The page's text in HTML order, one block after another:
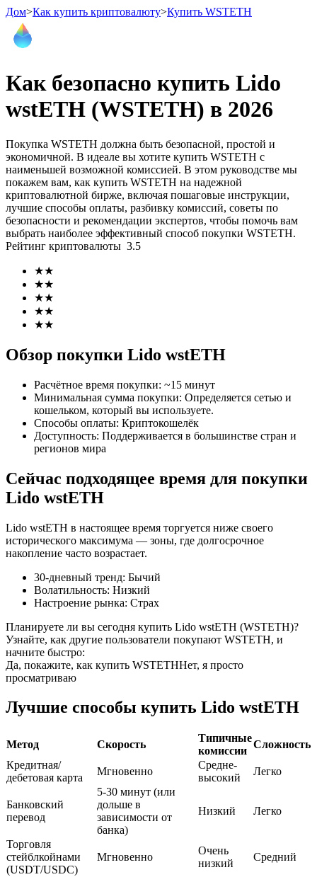
Фьючерсы
USDT-фьючерсы
Фьючерсы с использованием USDT в качестве
Фьючерсы на COIN-M
Криптовалютные фьючерсы
TradFi
Деривативы на акции, форекс, драгоценные металлы и
USDC фьючерсы
Фьючерсы с использованием USDC в качестве
Копирование торговли
Присоединяйтесь к лучшим трейдерам
Дом>Как купить криптовалюту>Купить WSTETH
Как безопасно купить Lido
wstETH (WSTETH) в 2026
Покупка WSTETH должна быть безопасной, простой и
экономичной. В идеале вы хотите купить WSTETH с
наименьшей возможной комиссией. В этом руководстве мы
покажем вам, как купить WSTETH на надежной
криптовалютной бирже, включая пошаговые инструкции,
лучшие способы оплаты, разбивку комиссий, советы по
безопасности и рекомендации экспертов, чтобы помочь вам
выбрать наиболее эффективный способ покупки WSTETH.
Рейтинг криптовалюты 3.5
★★
★★
★★
★★
★★
Обзор покупки Lido wstETH
Расчётное время покупки: ~15 минут
Минимальная сумма покупки: Определяется сетью и
кошельком, который вы используете.
Способы оплаты: Криптокошелёк
Доступность: Поддерживается в большинстве стран и
регионов мира
Сейчас подходящее время для покупки
Lido wstETH
Lido wstETH в настоящее время торгуется ниже своего
исторического максимума — зоны, где долгосрочное
накопление часто возрастает.
30-дневный тренд: Бычий
Волатильность: Низкий
Настроение рынка: Страх
Планируете ли вы сегодня купить Lido wstETH (WSTETH)?
Узнайте, как другие пользователи покупают WSTETH, и
начните быстро:
Да, покажите, как купить WSTETHНет, я просто
просматриваю
Лучшие способы купить Lido wstETH
Метод Скорость
Типичные
комиссии
Сложность
Кредитная/
дебетовая карта
Мгновенно
Средне-
высокий
Легко
Банковский
перевод
5-30 минут (или
дольше в
зависимости от
банка)
Низкий Легко
Торговля
стейблкойнами
(USDT/USDC)
Мгновенно
Очень
низкий
Средний